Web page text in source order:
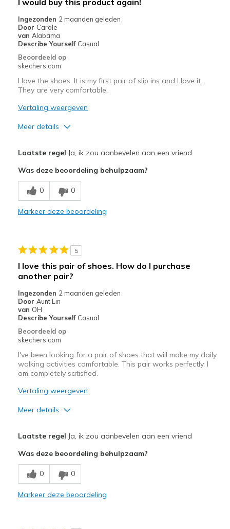
View On Shoes Shoes are for Wearing
Ingezonden 2 maanden geleden
Door Carole
van Alabama
Describe Yourself Casual
Beoordeeld op
skechers.com
I love the shoes. It is my first pair of slip ins and I love it.
They are very comfortable.
Vertaling weergeven
Meer details
Comfortable
Beste toepassingen
Casual Wear
Sizing
Feels true to size
View On Shoes
Shoes are for Wearing
Laatste regel Ja, ik zou aanbevelen aan een vriend
Was deze beoordeling behulpzaam?
0 0
Markeer deze beoordeling
5
I love this pair of shoes. How do I purchase
another pair?
Ingezonden 2 maanden geleden
Door Aunt Lin
van OH
Describe Yourself Casual
Beoordeeld op
skechers.com
I've been looking for a pair of shoes that will make my daily
walking activities comfortable. This pair works perfectly. I
am completely satisfied.
Vertaling weergeven
Meer details
Comfortable
Easy to walk in.Very comfortable.
Laatste regel Ja, ik zou aanbevelen aan een vriend
Was deze beoordeling behulpzaam?
0 0
Markeer deze beoordeling